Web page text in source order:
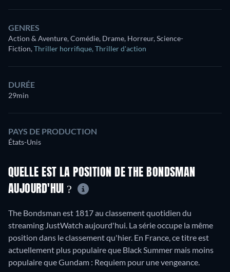
GENRES
Action & Aventure, Comédie, Drame, Horreur, Science-
Fiction,Thriller horrifique, Thriller d'action
DURÉE
29min
PAYS DE PRODUCTION
États-Unis
QUELLE EST LA POSITION DE THE BONDSMAN
AUJOURD'HUI ?
The Bondsman est 1817 au classement quotidien du
streaming JustWatch aujourd'hui. La série occupe la même
position dans le classement qu'hier. En France, ce titre est
actuellement plus populaire que Black Summer mais moins
populaire que Gundam : Requiem pour une vengeance.